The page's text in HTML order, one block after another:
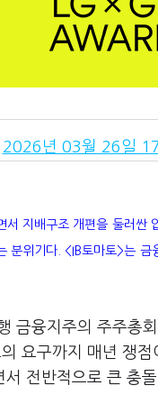
2026년 03월 26일
서 지배구조 개편을 둘러싼
분위기다. <IB토마토>는
금융지주의 주주총
요구까지 매년 쟁
전반적으로 큰 충